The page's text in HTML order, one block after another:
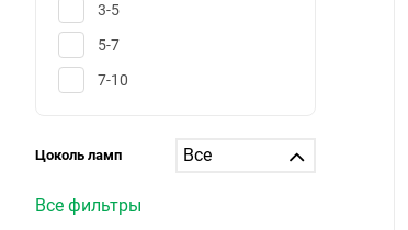
3-5
5-7
7-10
12-15
20-25
Цоколь ламп
Все фильтры